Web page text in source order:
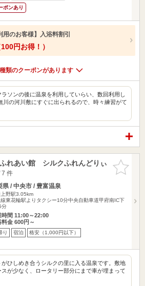
ポンあり
用のお客様】入浴料割引
円お得！）
類のクーポンがあります
ソンの後に温泉を利用していらい、数回利用し
川の河川敷にすぐに出られるので、時々練習がて
お気に入
りに追加
れあい館 シルクふれんどりぃ
件
県 / 中央市 / 豊富温泉
野駅3.05km
東花輪駅よりタクシー10分中央自動車道甲府南IC下
分
時間 11:00～22:00
料金 600円～
り 宿泊 格安（1,000円以下）
がひしめき合うシルクの里に入る温泉です。敷地
スが少なく、ロータリー部分にまで車が埋まって